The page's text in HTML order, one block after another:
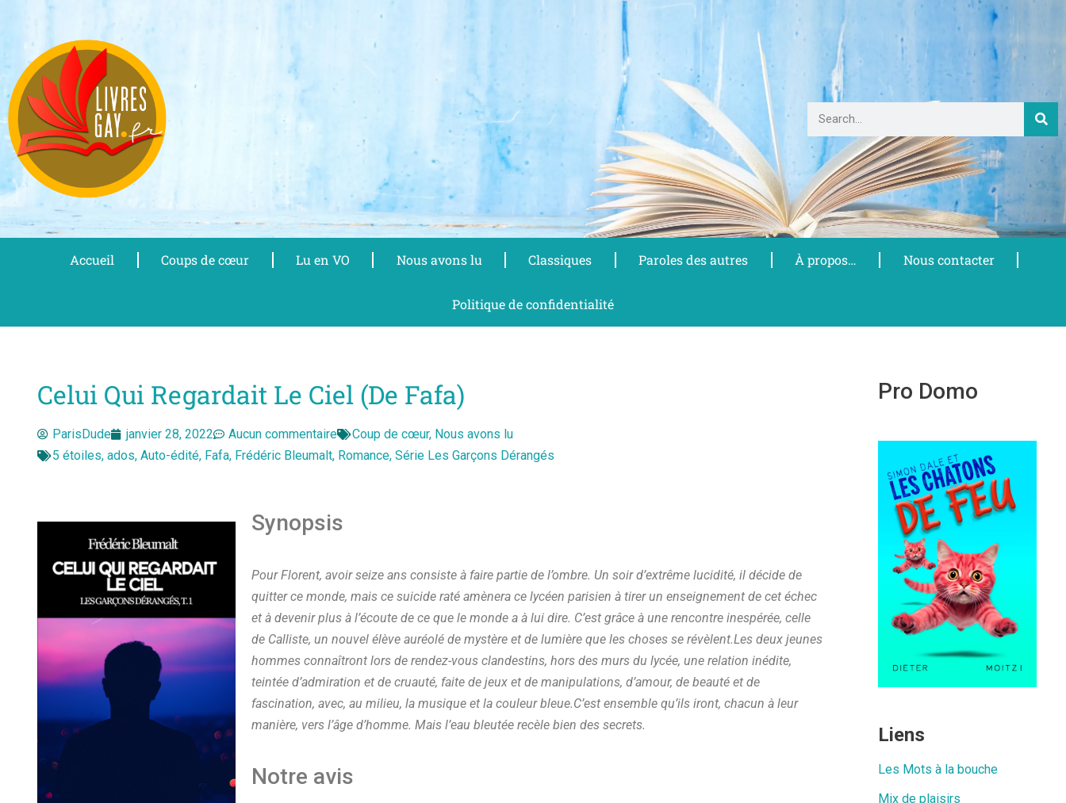
Aller
contenu
Accueil Coups de cœur Lu en VO Nous avons lu Classiques Paroles des autres À propos… Nous contacter
Politique de confidentialité
Celui Qui Regardait Le Ciel (de Fafa)
ParisDude janvier 28, 2022 Aucun commentaire Coup de cœur, Nous avons lu
5 étoiles, ados, Auto-édité, Fafa, Frédéric Bleumalt, Romance, Série Les Garçons Dérangés
Synopsis
Pour Florent, avoir seize ans consiste à faire partie de l’ombre. Un soir d’extrême lucidité, il décide de
quitter ce monde, mais ce suicide raté amènera ce lycéen parisien à tirer un enseignement de cet échec
et à devenir plus à l’écoute de ce que le monde a à lui dire. C’est grâce à une rencontre inespérée, celle
de Calliste, un nouvel élève auréolé de mystère et de lumière que les choses se révèlent.Les deux jeunes
hommes connaîtront lors de rendez-vous clandestins, hors des murs du lycée, une relation inédite,
teintée d’admiration et de cruauté, faite de jeux et de manipulations, d’amour, de beauté et de
fascination, avec, au milieu, la musique et la couleur bleue.C’est ensemble qu’ils iront, chacun à leur
manière, vers l’âge d’homme. Mais l’eau bleutée recèle bien des secrets.
Notre avis
Pro Domo
Liens
Les Mots à la bouche
Mix de plaisirs